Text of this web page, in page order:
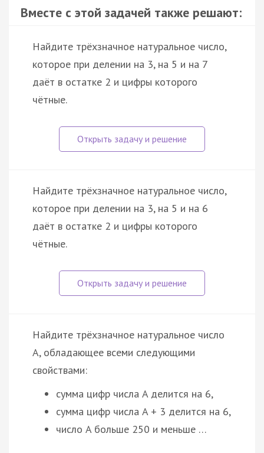
Вместе с этой задачей также решают:
Найдите трёхзначное натуральное число,
которое при делении на 3, на 5 и на 7
даёт в остатке 2 и цифры которого
чётные.
Найдите трёхзначное натуральное число,
которое при делении на 3, на 5 и на 6
даёт в остатке 2 и цифры которого
чётные.
Найдите трёхзначное натуральное число
A, обладающее всеми следующими
свойствами:
сумма цифр числа A делится на 6,
сумма цифр числа A + 3 делится на 6,
число A больше 250 и меньше …